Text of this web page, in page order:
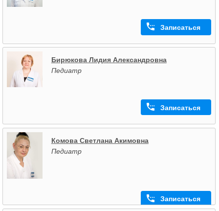
Записаться
Бирюкова Лидия Александровна
Педиатр
Записаться
Комова Светлана Акимовна
Педиатр
Записаться